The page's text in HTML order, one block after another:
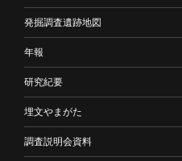
発掘調査遺跡地図
年報
研究紀要
埋文やまがた
調査説明会資料